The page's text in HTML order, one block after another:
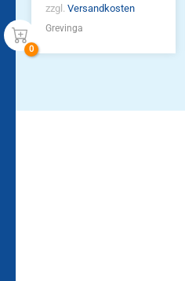
zzgl. Versandkosten
Grevinga